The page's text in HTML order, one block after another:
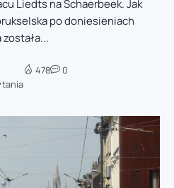
Liedts na Schaerbeek. Jak
po doniesieniach
478 0